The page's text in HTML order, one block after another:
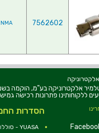
7562602
ללקוחותינו פתרונות רכישה
הסדרות
YUASA - סוללות,מצברים ומטענים